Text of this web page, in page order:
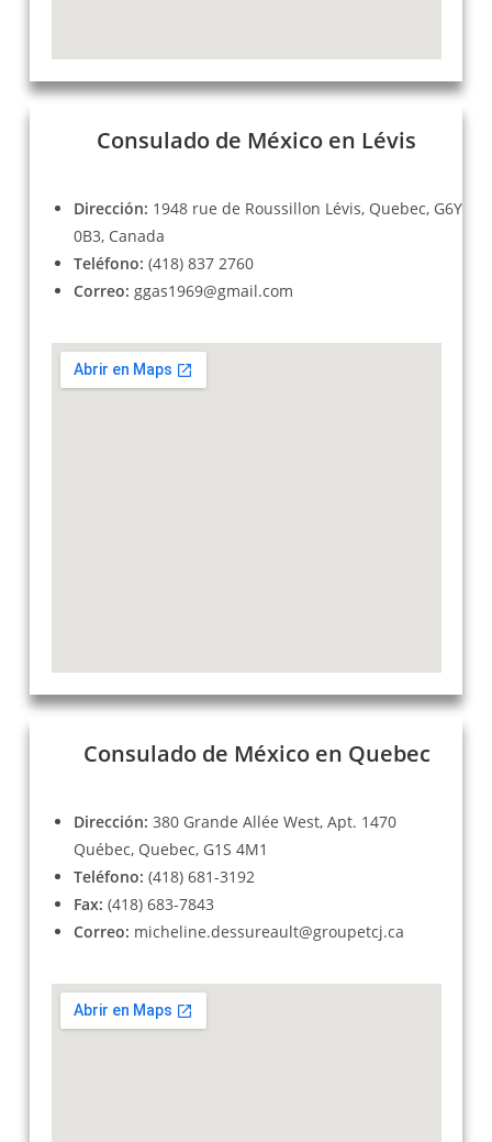
Consulado de México en Lévis
Dirección: 1948 rue de Roussillon Lévis, Quebec, G6Y
0B3, Canada
Teléfono: (418) 837 2760
Correo: ggas1969@gmail.com
Consulado de México en Quebec
Dirección: 380 Grande Allée West, Apt. 1470
Québec, Quebec, G1S 4M1
Teléfono: (418) 681-3192
Fax: (418) 683-7843
Correo: micheline.dessureault@groupetcj.ca